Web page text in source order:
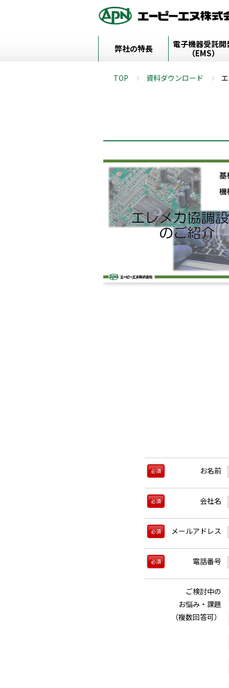
弊社の特長
電子機器受託開
（EMS）
TOP 資料ダウンロード
必須 お名前
必須 会社名
必須 メールアドレス
必須 電話番号
ご検討中の
お悩み・課題
（複数回答可）